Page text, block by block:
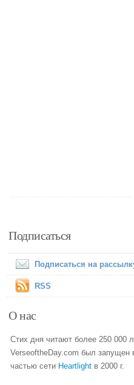
Подписаться
Подписаться на
RSS
О нас
Стих дня читают более 250 000
VerseoftheDay.com был запущен
частью сети Heartlight в 2000 г.